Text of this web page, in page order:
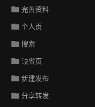
完善资料
个人页
搜索
缺省页
新建发布
分享转发